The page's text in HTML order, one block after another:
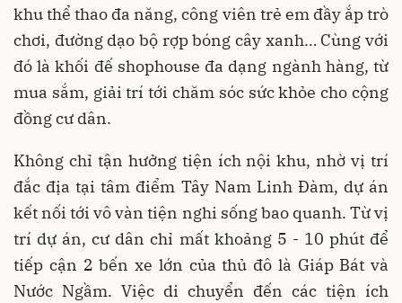
khu thể thao đa năng, công viên trẻ em đầy ắp trò
chơi, đường dạo bộ rợp bóng cây xanh… Cùng với
đó là khối đế shophouse đa dạng ngành hàng, từ
mua sắm, giải trí tới chăm sóc sức khỏe cho cộng
đồng cư dân.
Không chỉ tận hưởng tiện ích nội khu, nhờ vị trí
đắc địa tại tâm điểm Tây Nam Linh Đàm, dự án
kết nối tới vô vàn tiện nghi sống bao quanh. Từ vị
trí dự án, cư dân chỉ mất khoảng 5 - 10 phút để
tiếp cận 2 bến xe lớn của thủ đô là Giáp Bát và
Nước Ngầm. Việc di chuyển đến các tiện ích